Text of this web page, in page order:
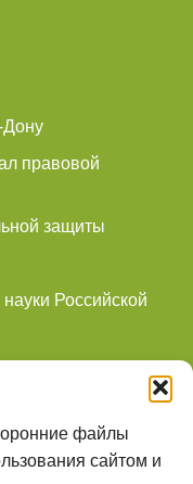
файлы
сайтом и
Дону
правовой
защиты
Российской